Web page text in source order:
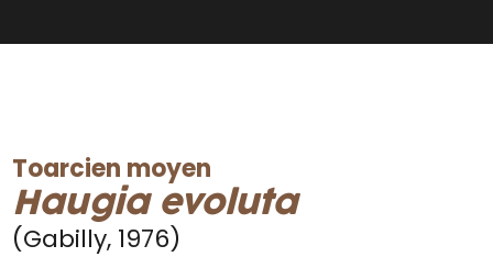
Toarcien moyen
Haugia evoluta
(Gabilly, 1976)